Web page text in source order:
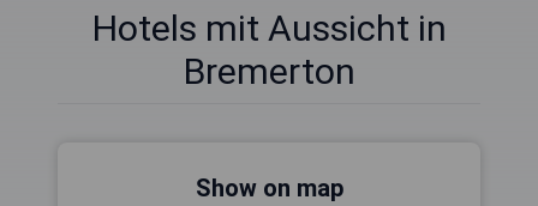
Hotels mit Aussicht in
Bremerton
Show on map